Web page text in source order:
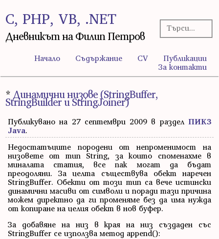
C, PHP, VB, .NET
Дневникът на Филип Петров
Начало Съдържание CV
Публикации
За контакти
* Динамични низове (StringBuffer,
StringBuilder и StringJoiner)
Публикувано на 27 септември 2009 в раздел ПИК3
Java.
Недостатъците породени от непроменимост на
низовете от тип String, за които споменахме в
миналата статия, все пак могат да бъдат
преодоляни. За целта съществува обект наречен
StringBuffer. Обекти от този тип са вече истински
динамични масиви от символи и поради тази причина
можем директно да ги променяме без да има нужда
от копиране на целия обект в нов буфер.
За добавяне на низ в края на низ създаден със
StringBuffer се използва метод append():